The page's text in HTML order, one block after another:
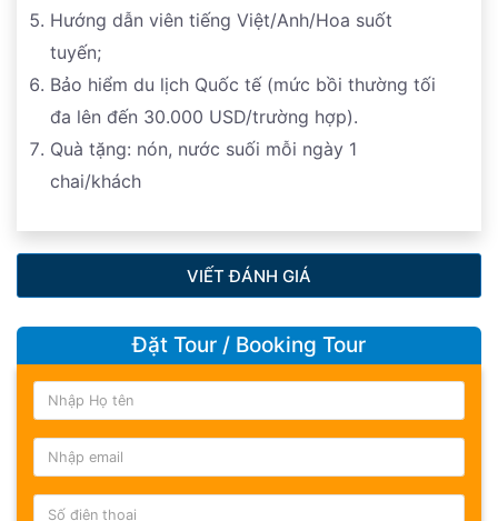
Hướng dẫn viên tiếng Việt/Anh/Hoa suốt
tuyến;
Bảo hiểm du lịch Quốc tế (mức bồi thường tối
đa lên đến 30.000 USD/trường hợp).
Quà tặng: nón, nước suối mỗi ngày 1
chai/khách
VIẾT ĐÁNH GIÁ
Đặt Tour / Booking Tour